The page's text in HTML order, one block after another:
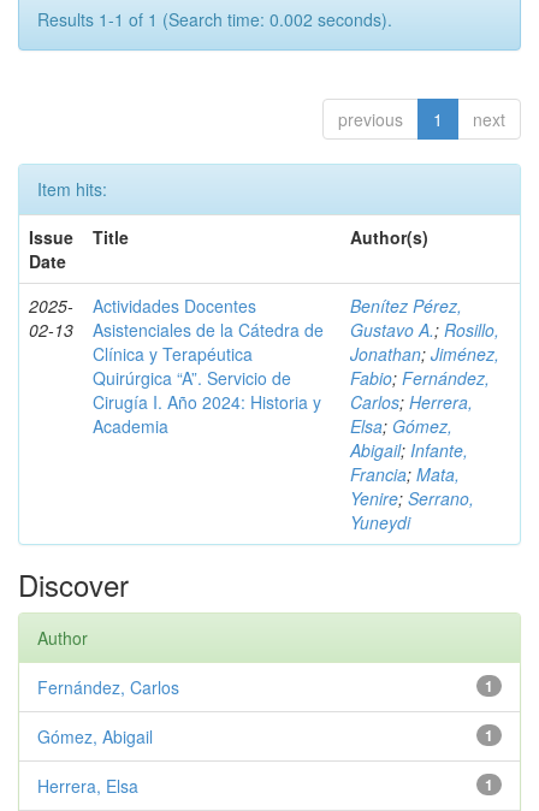
Results 1-1 of 1 (Search time: 0.002 seconds).
previous 1 next
Item hits:
Issue
Date
Title Author(s)
2025-
02-13
Actividades Docentes
Asistenciales de la Cátedra de
Clínica y Terapéutica
Quirúrgica “A”. Servicio de
Cirugía I. Año 2024: Historia y
Academia
Benítez Pérez,
Gustavo A.; Rosillo,
Jonathan; Jiménez,
Fabio; Fernández,
Carlos; Herrera,
Elsa; Gómez,
Abigail; Infante,
Francia; Mata,
Yenire; Serrano,
Yuneydi
Discover
Author
1
Fernández, Carlos
1
Gómez, Abigail
1
Herrera, Elsa